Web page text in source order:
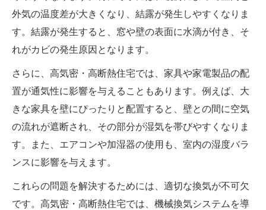
外気の温度差が大きくなり、結露が発生しやすくなりま
す。結露が発生すると、窓や壁の表面に水滴が付き、そ
れがカビの発生原因となります。
さらに、高気密・高断熱住宅では、家具や家電製品の配
置が通気性に影響を与えることもあります。例えば、大
きな家具を壁にぴったりと配置すると、壁との間に空気
の流れが遮断され、その部分が湿気を帯びやすくなりま
す。また、エアコンや加湿器の使用も、室内の湿度バラ
ンスに影響を与えます。
これらの問題を解決するためには、適切な換気が不可欠
です。高気密・高断熱住宅では、機械換気システムを導